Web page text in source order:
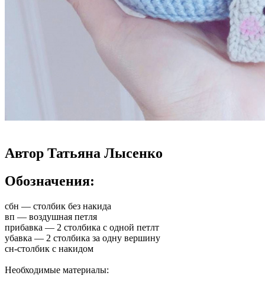
Автор Татьяна Лысенко
Обозначения:
сбн — столбик без накида
вп — воздушная петля
прибавка — 2 столбика с одной петлт
убавка — 2 столбика за одну вершину
сн-столбик с накидом
Необходимые материалы: